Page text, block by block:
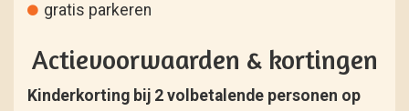
gratis parkeren
Actievoorwaarden & kortingen
Kinderkorting bij 2 volbetalende personen op